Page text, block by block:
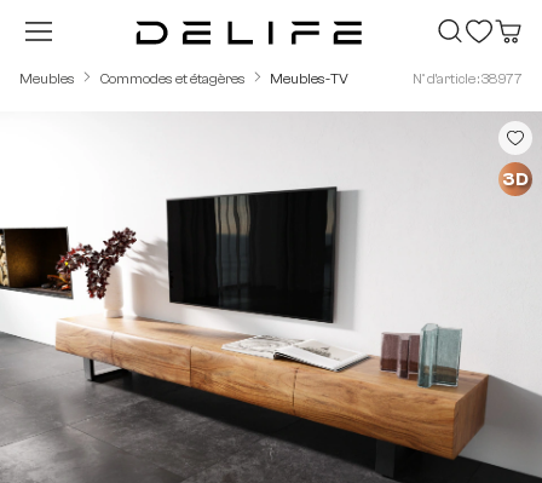
Passer au contenu principal
Meubles Commodes et étagères Meubles-TV N° d'article : 38977
3D